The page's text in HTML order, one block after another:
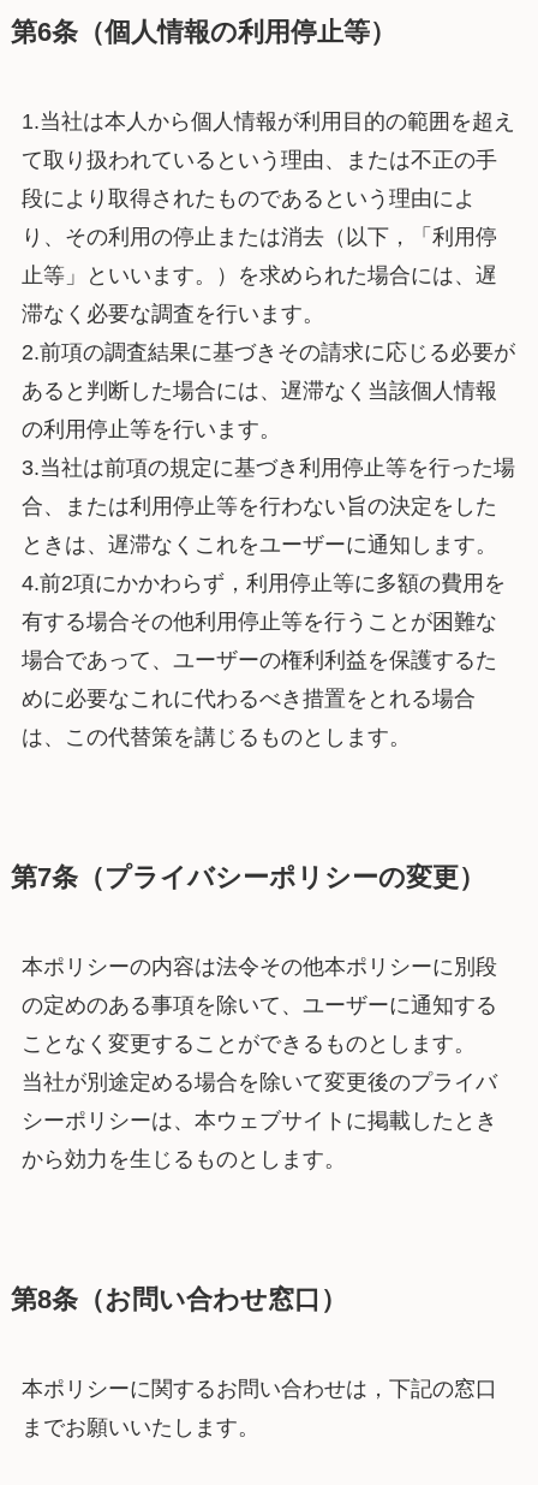
第6条（個人情報の利用停止等）
1.当社は本人から個人情報が利用目的の範囲を超え
て取り扱われているという理由、または不正の手
段により取得されたものであるという理由によ
り、その利用の停止または消去（以下，「利用停
止等」といいます。）を求められた場合には、遅
滞なく必要な調査を行います。
2.前項の調査結果に基づきその請求に応じる必要が
あると判断した場合には、遅滞なく当該個人情報
の利用停止等を行います。
3.当社は前項の規定に基づき利用停止等を行った場
合、または利用停止等を行わない旨の決定をした
ときは、遅滞なくこれをユーザーに通知します。
4.前2項にかかわらず，利用停止等に多額の費用を
有する場合その他利用停止等を行うことが困難な
場合であって、ユーザーの権利利益を保護するた
めに必要なこれに代わるべき措置をとれる場合
は、この代替策を講じるものとします。
第7条（プライバシーポリシーの変更）
本ポリシーの内容は法令その他本ポリシーに別段
の定めのある事項を除いて、ユーザーに通知する
ことなく変更することができるものとします。
当社が別途定める場合を除いて変更後のプライバ
シーポリシーは、本ウェブサイトに掲載したとき
から効力を生じるものとします。
第8条（お問い合わせ窓口）
本ポリシーに関するお問い合わせは，下記の窓口
までお願いいたします。